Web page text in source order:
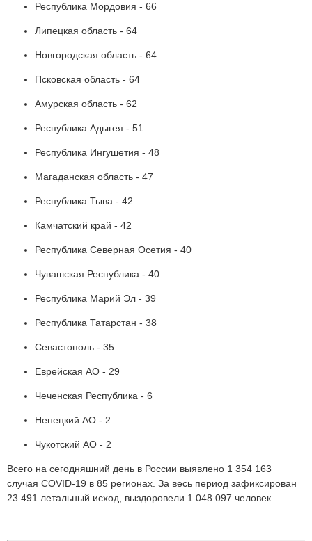
Республика Мордовия - 66
Липецкая область - 64
Новгородская область - 64
Псковская область - 64
Амурская область - 62
Республика Адыгея - 51
Республика Ингушетия - 48
Магаданская область - 47
Республика Тыва - 42
Камчатский край - 42
Республика Северная Осетия - 40
Чувашская Республика - 40
Республика Марий Эл - 39
Республика Татарстан - 38
Севастополь - 35
Еврейская АО - 29
Чеченская Республика - 6
Ненецкий АО - 2
Чукотский АО - 2
Всего на сегодняшний день в России выявлено 1 354 163
случая COVID-19 в 85 регионах. За весь период зафиксирован
23 491 летальный исход, выздоровели 1 048 097 человек.